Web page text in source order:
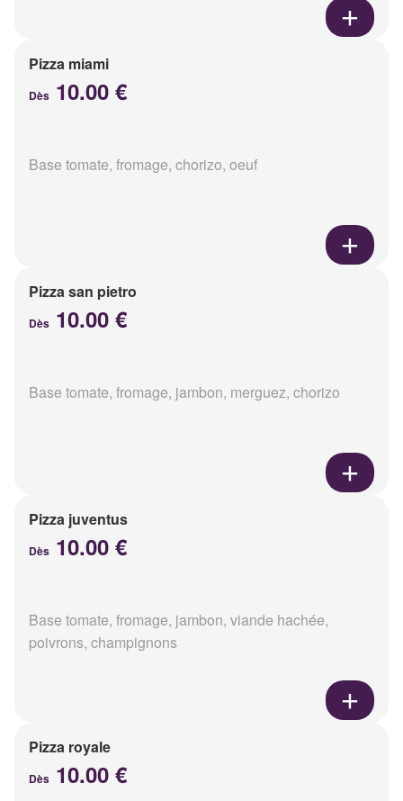
Pizza miami
Dès 10.00 €
Base tomate, fromage, chorizo, oeuf
Pizza san pietro
Dès 10.00 €
Base tomate, fromage, jambon, merguez, chorizo
Pizza juventus
Dès 10.00 €
Base tomate, fromage, jambon, viande hachée,
poivrons, champignons
Pizza royale
Dès 10.00 €